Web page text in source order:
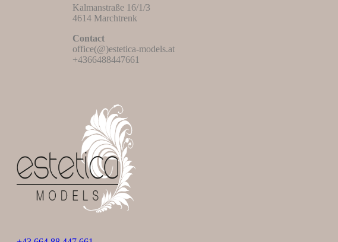
Kalmanstraße 16/1/3
4614 Marchtrenk
Contact
office(@)estetica-models.at
+4366488447661